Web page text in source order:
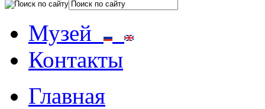
Музей
Контакты
Главная